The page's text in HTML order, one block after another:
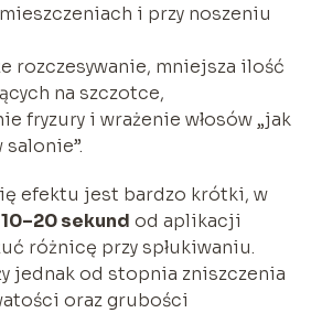
i przy noszeniu
rozczesywanie, mniejsza ilość
na szczotce,
fryzury i wrażenie włosów „jak
efektu jest bardzo krótki, w
10–20 sekund od aplikacji
różnicę przy spłukiwaniu.
jednak od stopnia zniszczenia
oraz grubości